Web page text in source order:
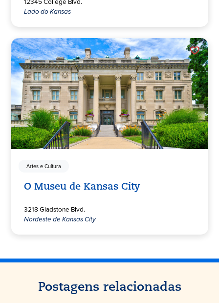
Lado do Kansas
Artes e Cultura
O Museu de Kansas City
3218 Gladstone Blvd.
Nordeste de Kansas City
Postagens relacionadas